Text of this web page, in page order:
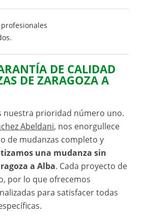
DE CALIDAD
DE ZARAGOZA A
nuestra prioridad número uno.
Abeldani, nos enorgullece
de mudanzas completo y
una mudanza sin
a Alba. Cada proyecto de
por lo que ofrecemos
para satisfacer todas